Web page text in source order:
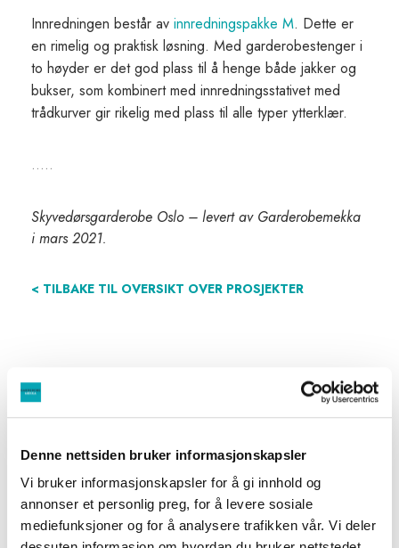
Denne nettsiden bruker informasjonskapsler
Vi bruker informasjonskapsler for å gi innhold og
annonser et personlig preg, for å levere sosiale
mediefunksjoner og for å analysere trafikken vår. Vi deler
Innredningen består av innredningspakke M. Dette er
en rimelig og praktisk løsning. Med garderobestenger i
to høyder er det god plass til å henge både jakker og
bukser, som kombinert med innredningsstativet med
trådkurver gir rikelig med plass til alle typer ytterklær.
…..
Skyvedørsgarderobe Oslo – levert av Garderobemekka
i mars 2021.
< TILBAKE TIL OVERSIKT OVER PROSJEKTER